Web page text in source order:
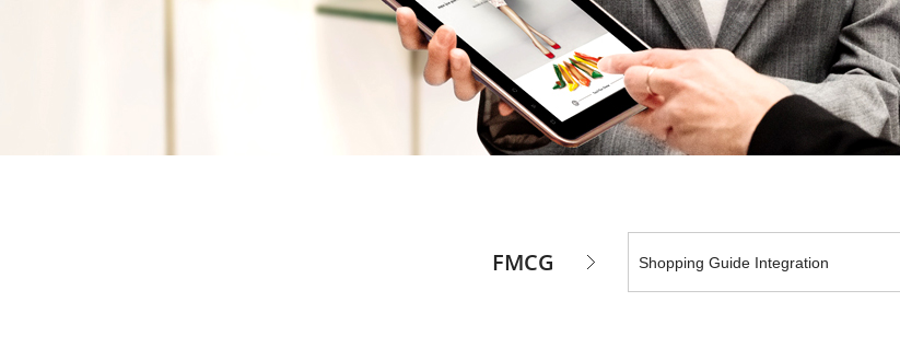
FMCG